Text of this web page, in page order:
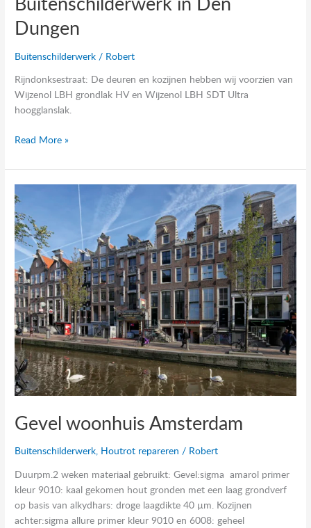
Dungen
Buitenschilderwerk / Robert
Rijndonksestraat: De deuren en kozijnen hebben wij voorzien van
Wijzenol LBH grondlak HV en Wijzenol LBH SDT Ultra
hoogglanslak.
Read More »
Gevel woonhuis Amsterdam
Buitenschilderwerk, Houtrot repareren / Robert
Duurpm.2 weken materiaal gebruikt: Gevel:sigma amarol primer
kleur 9010: kaal gekomen hout gronden met een laag grondverf
op basis van alkydhars: droge laagdikte 40 µm. Kozijnen
achter:sigma allure primer kleur 9010 en 6008: geheel
Gevel
woonhuis
Amsterdam